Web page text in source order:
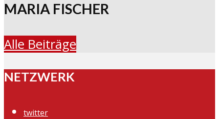
MARIA FISCHER
Alle Beiträge
NETZWERK
twitter